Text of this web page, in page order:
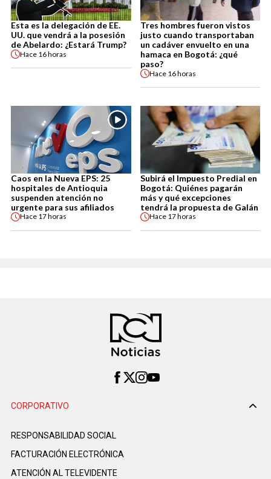
Esta es la delegación de EE.
UU. que vendrá a la posesión
de Abelardo: ¿Estará Trump?
Hace 16 horas
Tres hombres fueron vistos
justo cuando transportaban
un cadáver envuelto en una
hamaca en Bogotá: ¿qué
paso?
Hace 16 horas
Caos en la Nueva EPS: 25
hospitales de Antioquia
suspenden atención no
urgente para sus afiliados
Hace 17 horas
Subirá el Impuesto Predial en
Bogotá: Quiénes pagarán
más y qué excepciones
tendrá la propuesta de Galán
Hace 17 horas
CORPORATIVO
RESPONSABILIDAD SOCIAL
FACTURACIÓN ELECTRÓNICA
ATENCIÓN AL TELEVIDENTE